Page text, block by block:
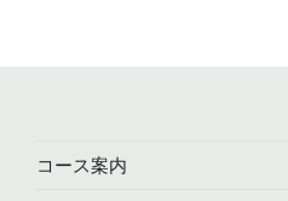
コース案内